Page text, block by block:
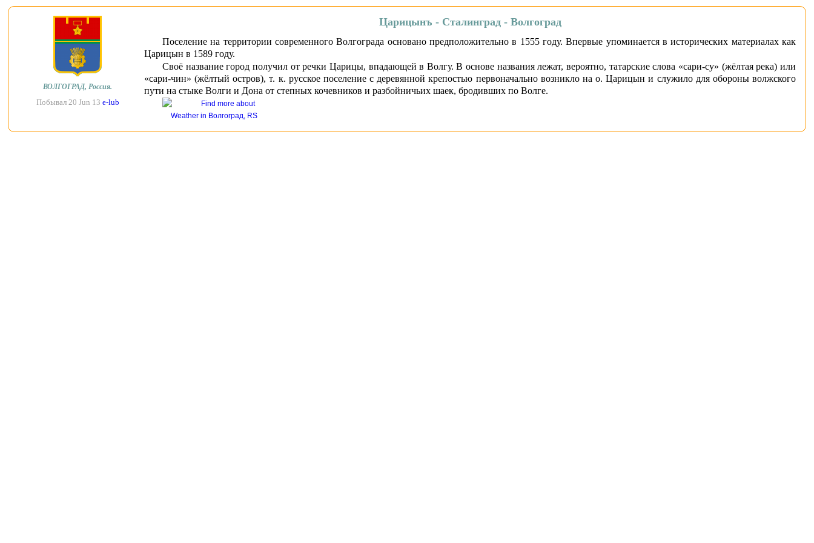
ВОЛГОГРАД, Россия.
Побывал 20 Jun 13 e-lub
Царицынъ - Сталинград - Волгоград
Поселение на территории современного Волгограда основано предположительно в 1555 году. Впервые упоминается в исторических материалах как
Царицын в 1589 году.
Своё название город получил от речки Царицы, впадающей в Волгу. В основе названия лежат, вероятно, татарские слова «сари-су» (жёлтая река) или
«сари-чин» (жёлтый остров), т. к. русское поселение с деревянной крепостью первоначально возникло на о. Царицын и служило для обороны волжского
пути на стыке Волги и Дона от степных кочевников и разбойничьих шаек, бродивших по Волге.